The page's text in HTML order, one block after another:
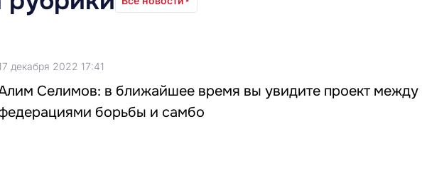
декабря 2022 17:41
Селимов: в ближайшее время вы увидите проект между
борьбы и самбо